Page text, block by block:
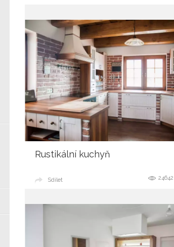
Rustikální kuchyň
24642
Sdílet